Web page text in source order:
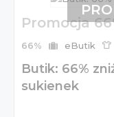
Promocja
66% eButik
Butik: 66%
sukienek